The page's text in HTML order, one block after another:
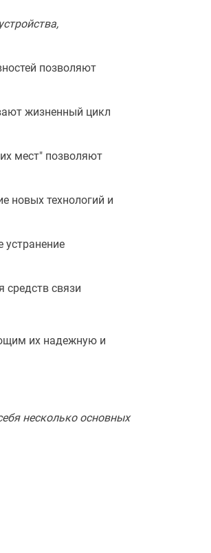
позволяют
жизненный цикл
мест" позволяют
новых технологий и
устранение
средств связи
их надежную и
несколько основных